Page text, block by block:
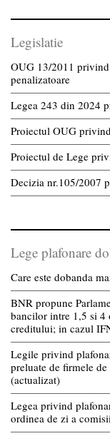
Legislatie
OUG 13/2011
penalizatoare
Legea 243 din 2024
Proiectul OUG
Proiectul de Lege
Decizia nr.105/2007
Lege plafonare
Care este dobanda
BNR propune
bancilor intre 1,5 si 4
creditului; in cazul
Legile privind
preluate de firmele
(actualizat)
Legea privind
ordinea de zi a